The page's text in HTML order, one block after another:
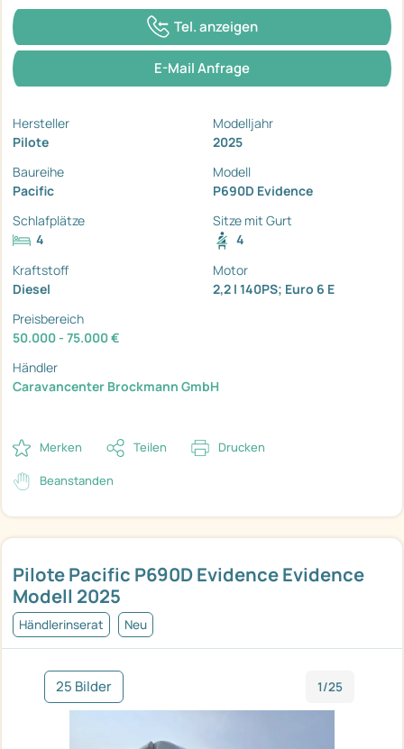
Pilote Pacific P690D Evidence Evidence
Modell 2025
Händlerinserat Neu
25 Bilder 1/25
Tel. anzeigen
E-Mail Anfrage
Hersteller
Pilote
Modelljahr
2025
Baureihe
Pacific
Modell
P690D Evidence
Schlafplätze
4
Sitze mit Gurt
4
Kraftstoff
Diesel
Motor
2,2 l 140PS; Euro 6 E
Preisbereich
50.000 - 75.000 €
Händler
Caravancenter Brockmann GmbH
Merken Teilen Drucken
Beanstanden